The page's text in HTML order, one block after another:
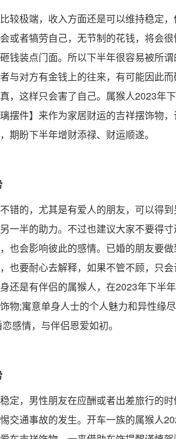
极端，收入方面还是可以维持稳定，
或者犒劳自己，无节制的花钱，将会
钱装点门面。所以下半年很容易被所
与对方有金钱上的往来，有可能因此
，这样只会害了自己。属猴人2023年
摆件】来作为家居财运的吉祥摆饰物
期盼下半年增财添禄、财运顺遂。
的，尤其是有爱人的朋友，可以得到
一半的助力。不过也建议大家不要得
也会影响彼此的感情。已婚的朋友要
也要耐心去解释，如果不管不顾，只会
还是有伴侣的属猴人，在2023年下半
物;寓意单身人士的个人魅力和异性缘
感情，与伴侣恩爱如初。
，男性朋友在应酬或者出差旅行的时
交通事故的发生。开车一族的属猴人